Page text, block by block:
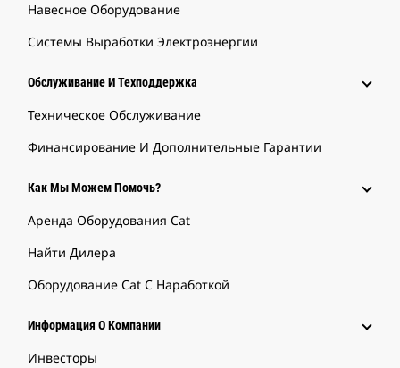
Навесное Оборудование
Системы Выработки Электроэнергии
Обслуживание И Техподдержка
Техническое Обслуживание
Финансирование И Дополнительные Гарантии
Как Мы Можем Помочь?
Аренда Оборудования Cat
Найти Дилера
Оборудование Cat С Наработкой
Информация О Компании
Инвесторы